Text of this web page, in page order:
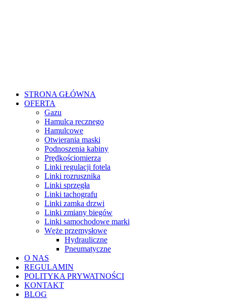
STRONA GŁÓWNA
OFERTA
Gazu
Hamulca recznego
Hamulcowe
Otwierania maski
Podnoszenia kabiny
Prędkościomierza
Linki regulacji fotela
Linki rozrusznika
Linki sprzęgła
Linki tachografu
Linki zamka drzwi
Linki zmiany biegów
Linki samochodowe marki
Węże przemysłowe
Hydrauliczne
Pneumatyczne
O NAS
REGULAMIN
POLITYKA PRYWATNOŚCI
KONTAKT
BLOG